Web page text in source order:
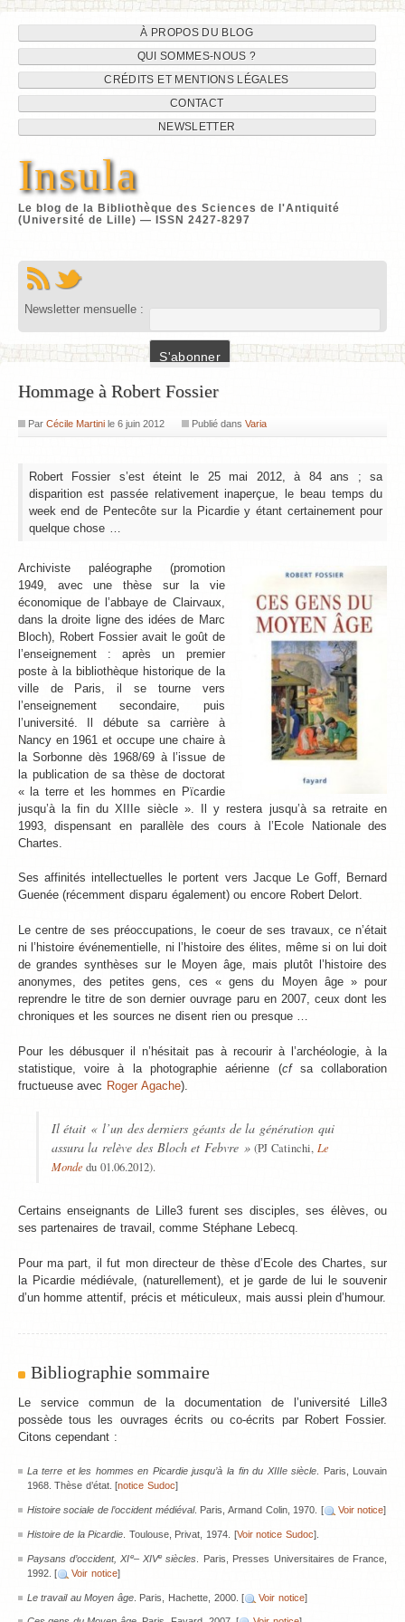
Navigation
du
site
au
contenu
À PROPOS DU BLOG
QUI SOMMES-NOUS ?
CRÉDITS ET MENTIONS LÉGALES
CONTACT
NEWSLETTER
Insula
Le blog de la Bibliothèque des Sciences de l'Antiquité
(Université de Lille) — ISSN 2427-8297
Newsletter mensuelle :
Hommage à Robert Fossier
Par Cécile Martinile 6 juin 2012 Publié dansVaria
Robert Fossier s’est éteint le 25 mai 2012, à 84 ans ; sa
disparition est passée relativement inaperçue, le beau temps du
week end de Pentecôte sur la Picardie y étant certainement pour
quelque chose …
Archiviste paléographe (promotion
1949, avec une thèse sur la vie
économique de l’abbaye de Clairvaux,
dans la droite ligne des idées de Marc
Bloch), Robert Fossier avait le goût de
l’enseignement : après un premier
poste à la bibliothèque historique de la
ville de Paris, il se tourne vers
l’enseignement secondaire, puis
l’université. Il débute sa carrière à
Nancy en 1961 et occupe une chaire à
la Sorbonne dès 1968/69 à l’issue de
la publication de sa thèse de doctorat
« la terre et les hommes en Pïcardie
jusqu’à la fin du XIIIe siècle ». Il y restera jusqu’à sa retraite en
1993, dispensant en parallèle des cours à l’Ecole Nationale des
Chartes.
Ses affinités intellectuelles le portent vers Jacque Le Goff, Bernard
Guenée (récemment disparu également) ou encore Robert Delort.
Le centre de ses préoccupations, le coeur de ses travaux, ce n’était
ni l’histoire événementielle, ni l’histoire des élites, même si on lui doit
de grandes synthèses sur le Moyen âge, mais plutôt l’histoire des
anonymes, des petites gens, ces « gens du Moyen âge » pour
reprendre le titre de son dernier ouvrage paru en 2007, ceux dont les
chroniques et les sources ne disent rien ou presque …
Pour les débusquer il n’hésitait pas à recourir à l’archéologie, à la
statistique, voire à la photographie aérienne (cfsa collaboration
fructueuse avec Roger Agache).
Il était « l’un des derniers géants de la génération qui
assura la relève des Bloch et Febvre »(PJ Catinchi, Le
Monde du 01.06.2012).
Certains enseignants de Lille3 furent ses disciples, ses élèves, ou
ses partenaires de travail, comme Stéphane Lebecq.
Pour ma part, il fut mon directeur de thèse d’Ecole des Chartes, sur
la Picardie médiévale, (naturellement), et je garde de lui le souvenir
d’un homme attentif, précis et méticuleux, mais aussi plein d’humour.
Bibliographie sommaire
Le service commun de la documentation de l’université Lille3
possède tous les ouvrages écrits ou co-écrits par Robert Fossier.
Citons cependant :
La terre et les hommes en Picardie jusqu’à la fin du XIIIe siècle . Paris, Louvain
1968. Thèse d’état. [notice Sudoc]
Histoire sociale de l’occident médiéval. Paris, Armand Colin, 1970. [ Voir notice]
Histoire de la Picardie . Toulouse, Privat, 1974. [Voir notice Sudoc].
Paysans d’occident, XIe– XIVesiècles . Paris, Presses Universitaires de France,
1992. [
Voir notice]
Le travail au Moyen âge. Paris, Hachette, 2000. [ Voir notice]